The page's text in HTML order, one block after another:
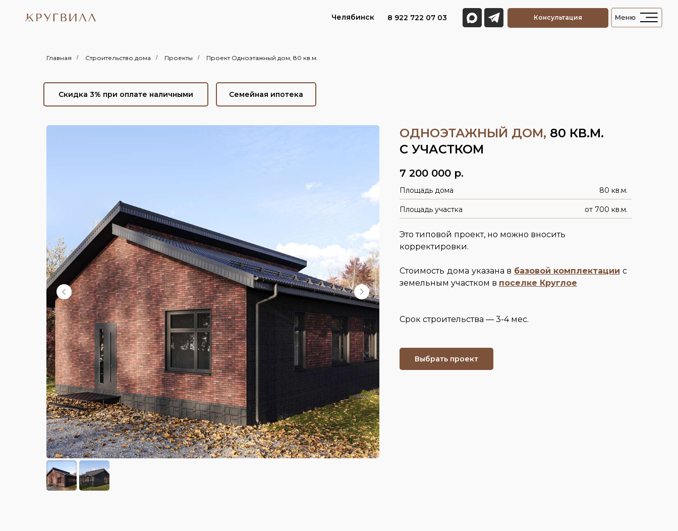
8 922 722 07 03
Челябинск Консультация
Главная / Строительство дома / Проекты / Проект Одноэтажный дом, 80 кв.м.
Скидка 3% при оплате наличными Семейная ипотека
ОДНОЭТАЖНЫЙ ДОМ, 80 КВ.М.
С УЧАСТКОМ
7 200 000 р.
Площадь дома 80 кв.м.
Площадь участка от 700 кв.м.
Это типовой проект, но можно вносить
корректировки.
Стоимость дома указана в базовой комплектации с
земельным участком в поселке Круглое
Срок строительства — 3-4 мес.
Выбрать проект